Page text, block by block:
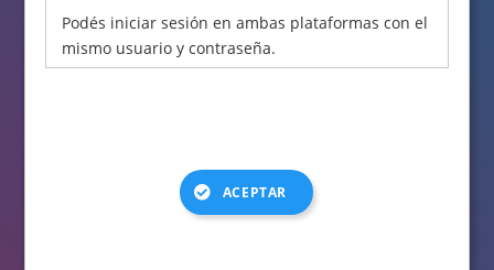
Términos y condiciones
Declaro conocer y aceptar lo establecido en la
Podés iniciar sesión en ambas plataformas con el
mismo usuario y contraseña.
ACEPTAR